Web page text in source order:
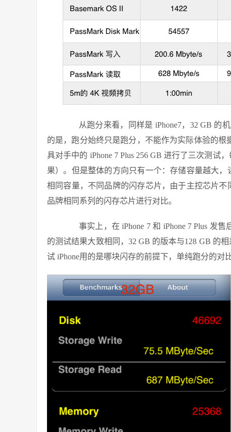
从跑分来看，同样是 iPhone7，32 GB 的机
的是，跑分始终只是跑分，不能作为实际体验的根
具对手中的 iPhone 7 Plus 256 GB 进行了三次测试
果）。但是整体的方向只有一个：存储容量越大
相同容量，不同品牌的闪存芯片，由于主控芯片
品牌相同系列的闪存芯片进行对比。
事实上，在 iPhone 7 和 iPhone 7 Plus 发售
的测试结果大致相同，32 GB 的版本与128 GB 的
试 iPhone用的是哪块闪存的前提下，单纯跑分的对